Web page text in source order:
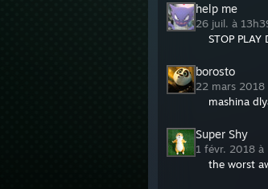
help me
26 juil. à
STOP
borosto
22 mars 2018
mashina
Super Shy
1 févr. 2018 à
the worst